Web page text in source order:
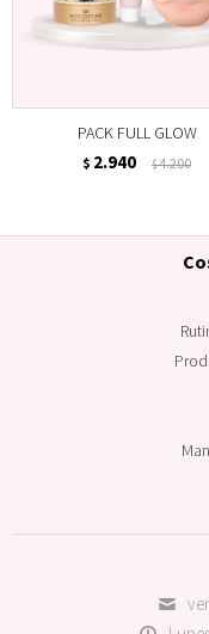
PACK FULL GLOW
$ 2.940 $4.200